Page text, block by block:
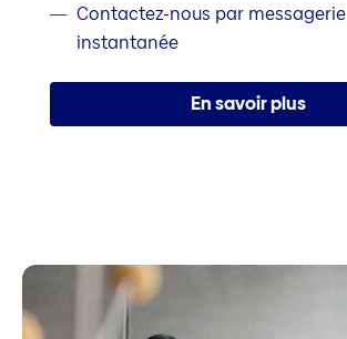
Contactez-nous par messagerie
instantanée
En savoir plus